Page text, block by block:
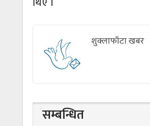
शुक्लाफाँटा खबर
सम्बन्धित